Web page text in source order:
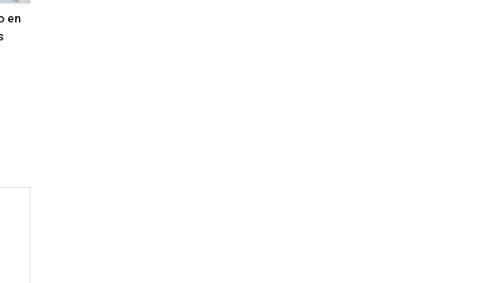
en